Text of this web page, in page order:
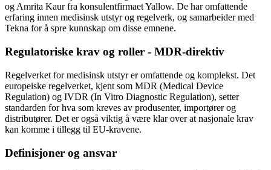
og Amrita Kaur fra konsulentfirmaet Yallow. De har omfattende
erfaring innen medisinsk utstyr og regelverk, og samarbeider med
Tekna for å spre kunnskap om disse emnene.
Regulatoriske krav og roller - MDR-direktiv
Regelverket for medisinsk utstyr er omfattende og komplekst. Det
europeiske regelverket, kjent som MDR (Medical Device
Regulation) og IVDR (In Vitro Diagnostic Regulation), setter
standarden for hva som kreves av produsenter, importører og
distributører. Det er også viktig å være klar over at nasjonale krav
kan komme i tillegg til EU-kravene.
Definisjoner og ansvar